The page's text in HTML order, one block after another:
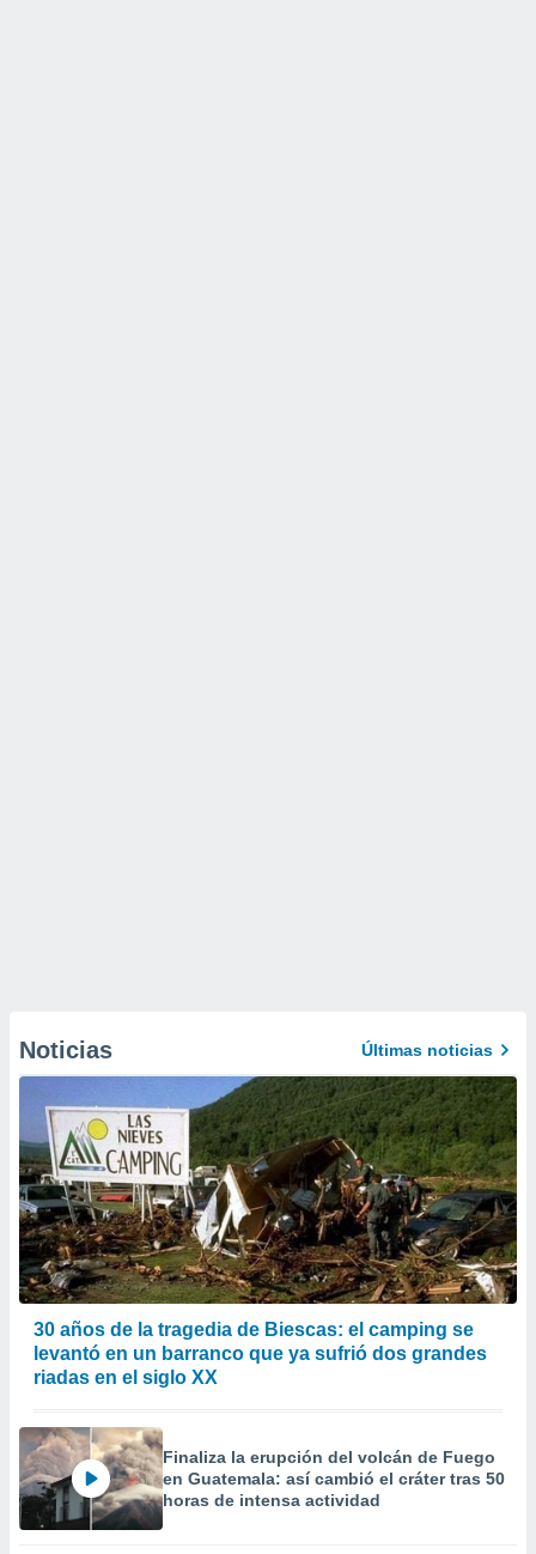
Noticias Últimas noticias
30 años de la tragedia de Biescas: el camping se
levantó en un barranco que ya sufrió dos grandes
riadas en el siglo XX
Finaliza la erupción del volcán de Fuego
en Guatemala: así cambió el cráter tras 50
horas de intensa actividad